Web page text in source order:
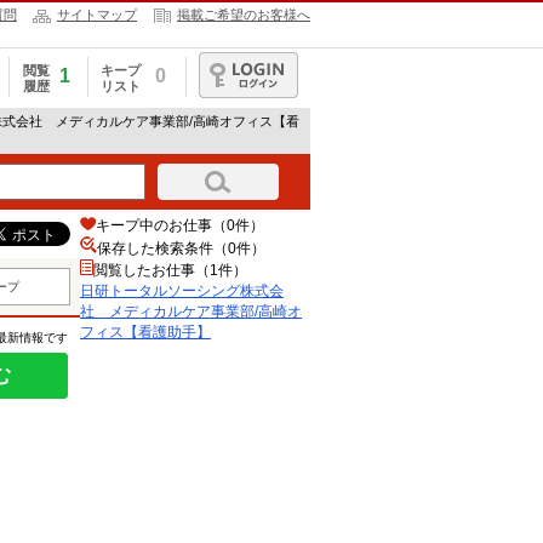
問 サイトマップ 掲載ご希望のお客様へ
閲覧
履歴
1
キープ
リスト
0
ログイン
式会社 メディカルケア事業部/高崎オフィス【看
プ
新情報です
キープ中のお仕事（0件）
保存した検索条件（0件）
閲覧したお仕事（1件）
日研トータルソーシング株式会
社 メディカルケア事業部/高崎オ
フィス【看護助手】